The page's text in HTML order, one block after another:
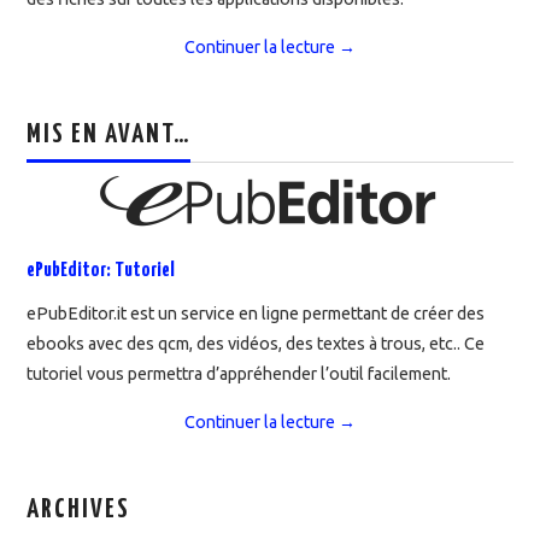
Continuer la lecture →
MIS EN AVANT…
ePubEditor: Tutoriel
ePubEditor.it est un service en ligne permettant de créer des
ebooks avec des qcm, des vidéos, des textes à trous, etc.. Ce
tutoriel vous permettra d’appréhender l’outil facilement.
Continuer la lecture →
ARCHIVES